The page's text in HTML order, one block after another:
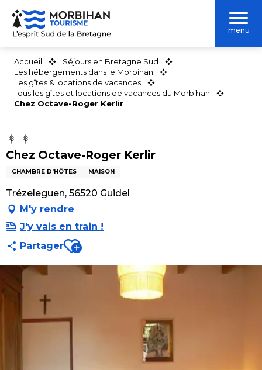
Aller
contenu
menu
Accueil
Séjours en Bretagne Sud
Les hébergements dans le Morbihan
Les gîtes & locations de vacances
Tous les gîtes et locations de vacances du Morbihan
Chez Octave-Roger Kerlir
Chez Octave-Roger Kerlir
CHAMBRE D'HÔTES MAISON
Trézeleguen, 56520 Guidel
M'y rendre
J'y vais en train !
PartagerAjouter aux favoris